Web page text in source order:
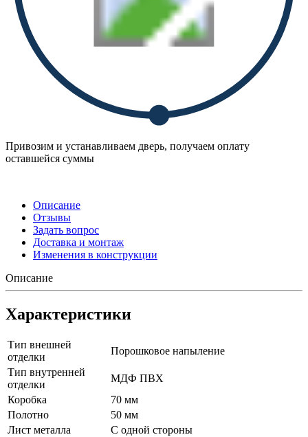
Привозим и устанавливаем дверь, получаем оплату
оставшейся суммы
Описание
Отзывы
Задать вопрос
Доставка и монтаж
Изменения в конструкции
Описание
Характеристики
Тип внешней
отделки
Порошковое напыление
Тип внутренней
отделки
МДФ ПВХ
Коробка
70 мм
Полотно
50 мм
Лист металла
С одной стороны